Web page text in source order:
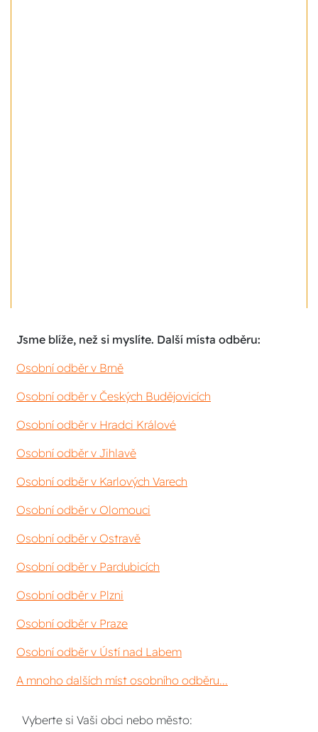
Jsme blíže, než si myslíte. Další místa odběru:
Osobní odběr v Brně
Osobní odběr v Českých Budějovicích
Osobní odběr v Hradci Králové
Osobní odběr v Jihlavě
Osobní odběr v Karlových Varech
Osobní odběr v Olomouci
Osobní odběr v Ostravě
Osobní odběr v Pardubicích
Osobní odběr v Plzni
Osobní odběr v Praze
Osobní odběr v Ústí nad Labem
A mnoho dalších míst osobního odběru...
Vyberte si Vaši obci nebo město: